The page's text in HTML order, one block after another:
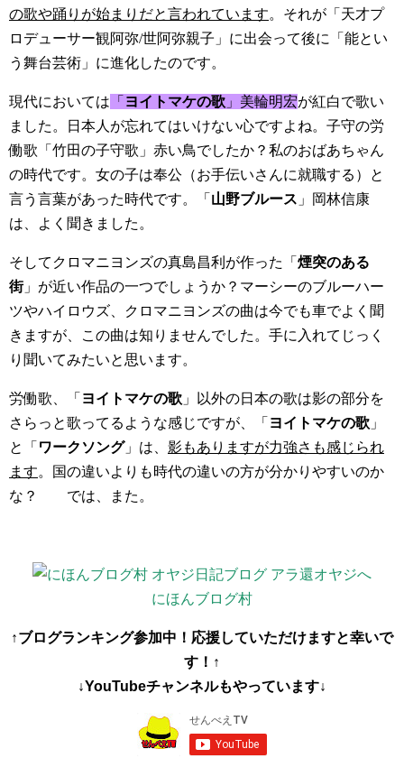
の歌や踊りが始まりだと言われています。それが「天才プ
ロデューサー観阿弥/世阿弥親子」に出会って後に「能とい
う舞台芸術」に進化したのです。
現代においては 「 ヨイトマケの歌 」美輪明宏が紅白で歌い
ました。日本人が忘れてはいけない心ですよね。子守の労
働歌「竹田の子守歌」赤い鳥でしたか？私のおばあちゃん
の時代です。女の子は奉公（お手伝いさんに就職する）と
言う言葉があった時代です。「 山野ブルース 」岡林信康
は、よく聞きました。
そしてクロマニヨンズの真島昌利が作った「 煙突のある
街」が近い作品の一つでしょうか？マーシーのブルーハー
ツやハイロウズ、クロマニヨンズの曲は今でも車でよく聞
きますが、この曲は知りませんでした。手に入れてじっく
り聞いてみたいと思います。
労働歌、「 ヨイトマケの歌 」以外の日本の歌は影の部分を
さらっと歌ってるような感じですが、「 ヨイトマケの歌 」
と「 ワークソング」は、 影もありますが力強さも感じられ
ます。国の違いよりも時代の違いの方が分かりやすいのか
な？ では、また。
にほんブログ村
↑ブログランキング参加中！応援していただけますと幸いで
す！↑
↓YouTubeチャンネルもやっています↓